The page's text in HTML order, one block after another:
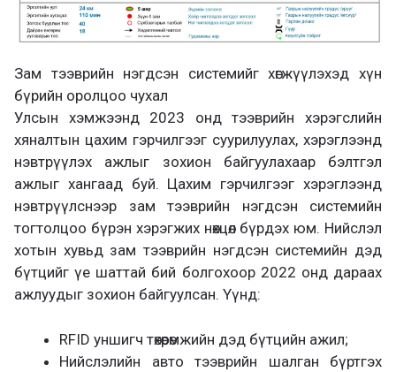
Зам тээврийн нэгдсэн системийг хөгжүүлэхэд хүн
бүрийн оролцоо чухал
Улсын хэмжээнд 2023 онд тээврийн хэрэгслийн
хяналтын цахим гэрчилгээг суурилуулах, хэрэглээнд
нэвтрүүлэх ажлыг зохион байгуулахаар бэлтгэл
ажлыг хангаад буй. Цахим гэрчилгээг хэрэглээнд
нэвтрүүлснээр зам тээврийн нэгдсэн системийн
тогтолцоо бүрэн хэрэгжих нөхцөл бүрдэх юм. Нийслэл
хотын хувьд зам тээврийн нэгдсэн системийн дэд
бүтцийг үе шаттай бий болгохоор 2022 онд дараах
ажлуудыг зохион байгуулсан. Үүнд:
RFID уншигч төхөөрөмжийн дэд бүтцийн ажил;
Нийслэлийн авто тээврийн шалган бүртгэх